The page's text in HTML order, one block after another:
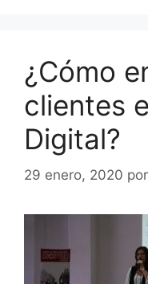
¿Cómo
clientes
Digital?
29 enero, 2020 por